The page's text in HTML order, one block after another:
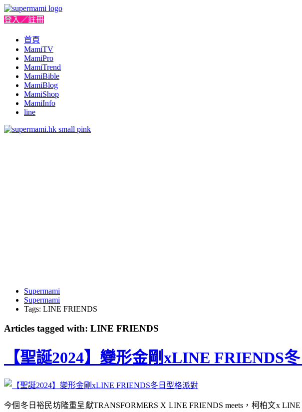
登入／註冊
首頁
MamiTV
MamiPro
MamiTrend
MamiBible
MamiBlog
MamiShop
MamiInfo
line
Supermami
Supermami
Tags: LINE FRIENDS
Articles tagged with: LINE FRIENDS
【聖誕2024】變形金剛xLINE FRIENDS
今個冬日裕民坊隆重呈獻TRANSFORMERS X LINE FRIENDS meets，柯柏文x